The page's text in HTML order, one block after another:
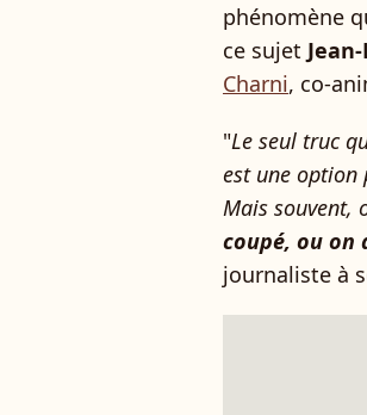
phénomène
ce sujet
Charni, co-
"Le seul truc
est une option
Mais souvent,
coupé, ou on
journaliste à